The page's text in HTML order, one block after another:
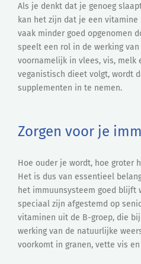
Als je denkt dat je genoeg
kan het zijn dat je een
vaak minder goed opgenomen
speelt een rol in de werking
voornamelijk in vlees, vis, melk
veganistisch dieet volgt, wordt
supplementen in te nemen.
Zorgen voor je
Hoe ouder je wordt, hoe groter
Het is dus van essentieel
het immuunsysteem goed blijft
speciaal zijn afgestemd op
vitaminen uit de B-groep, die
werking van de natuurlijke
voorkomt in granen, vette vis